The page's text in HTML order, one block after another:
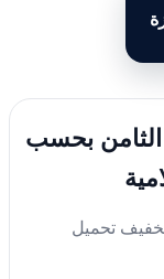
الثامن بحسب
تحميل